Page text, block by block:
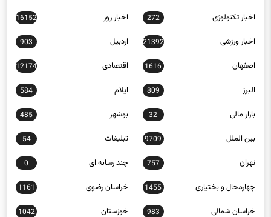
اخبار تکنولوژی 272 اخبار روز 16152
اخبار ورزشی 21392 اردبیل 903
اصفهان 1616 اقتصادی 12174
البرز 809 ایلام 584
بازار مالی 32 بوشهر 485
بین الملل 9709 تبلیغات 54
تهران 757 چند رسانه ای 0
چهارمحال و بختیاری 1455 خراسان رضوی 1161
خراسان شمالی 983 خوزستان 1042